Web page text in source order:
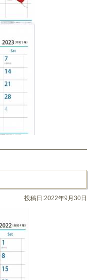
投稿日:2022年9月30日